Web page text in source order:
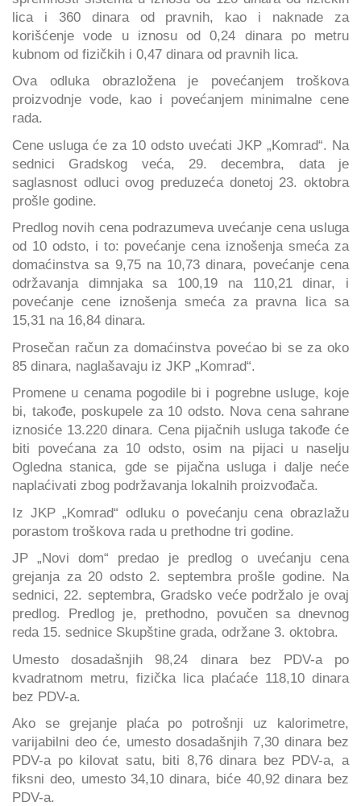
lica i 360 dinara od pravnih, kao i naknade za
korišćenje vode u iznosu od 0,24 dinara po metru
kubnom od fizičkih i 0,47 dinara od pravnih lica.
Ova odluka obrazložena je povećanjem troškova
proizvodnje vode, kao i povećanjem minimalne cene
rada.
Cene usluga će za 10 odsto uvećati JKP „Komrad“. Na
sednici Gradskog veća, 29. decembra, data je
saglasnost odluci ovog preduzeća donetoj 23. oktobra
prošle godine.
Predlog novih cena podrazumeva uvećanje cena usluga
od 10 odsto, i to: povećanje cena iznošenja smeća za
domaćinstva sa 9,75 na 10,73 dinara, povećanje cena
održavanja dimnjaka sa 100,19 na 110,21 dinar, i
povećanje cene iznošenja smeća za pravna lica sa
15,31 na 16,84 dinara.
Prosečan račun za domaćinstva povećao bi se za oko
85 dinara, naglašavaju iz JKP „Komrad“.
Promene u cenama pogodile bi i pogrebne usluge, koje
bi, takođe, poskupele za 10 odsto. Nova cena sahrane
iznosiće 13.220 dinara. Cena pijačnih usluga takođe će
biti povećana za 10 odsto, osim na pijaci u naselju
Ogledna stanica, gde se pijačna usluga i dalje neće
naplaćivati zbog podržavanja lokalnih proizvođača.
Iz JKP „Komrad“ odluku o povećanju cena obrazlažu
porastom troškova rada u prethodne tri godine.
JP „Novi dom“ predao je predlog o uvećanju cena
grejanja za 20 odsto 2. septembra prošle godine. Na
sednici, 22. septembra, Gradsko veće podržalo je ovaj
predlog. Predlog je, prethodno, povučen sa dnevnog
reda 15. sednice Skupštine grada, održane 3. oktobra.
Umesto dosadašnjih 98,24 dinara bez PDV-a po
kvadratnom metru, fizička lica plaćaće 118,10 dinara
bez PDV-a.
Ako se grejanje plaća po potrošnji uz kalorimetre,
varijabilni deo će, umesto dosadašnjih 7,30 dinara bez
PDV-a po kilovat satu, biti 8,76 dinara bez PDV-a, a
fiksni deo, umesto 34,10 dinara, biće 40,92 dinara bez
PDV-a.